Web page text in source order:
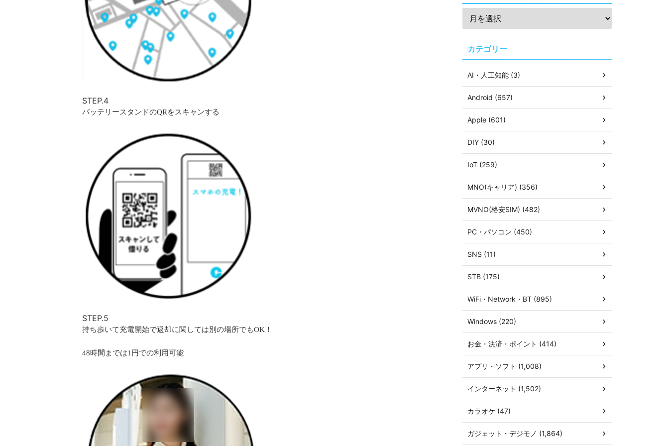
STEP.4
バッテリースタンドのQRをスキャンする
STEP.5
持ち歩いて充電開始で返却に関しては別の場所でもOK！
48時間までは1円での利用可能
カテゴリー
AI・人工知能 (3)
Android (657)
Apple (601)
DIY (30)
IoT (259)
MNO(キャリア) (356)
MVNO(格安SIM) (482)
PC・パソコン (450)
SNS (11)
STB (175)
WiFi・Network・BT (895)
Windows (220)
お金・決済・ポイント (414)
アプリ・ソフト (1,008)
インターネット (1,502)
カラオケ (47)
ガジェット・デジモノ (1,864)